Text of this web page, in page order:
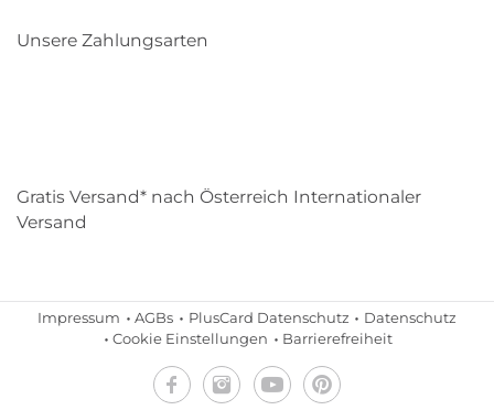
Unsere Zahlungsarten
Gratis Versand* nach Österreich Internationaler
Versand
Impressum AGBs PlusCard Datenschutz
Datenschutz
Cookie Einstellungen
Barrierefreiheit